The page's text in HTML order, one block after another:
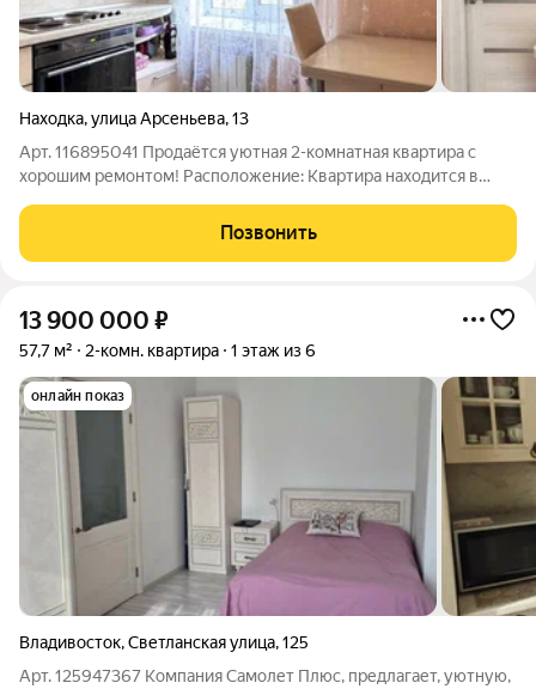
Находка,улица Арсеньева,13
Арт. 116895041 Продаётся уютная 2-комнатная квартира с
хорошим ремонтом! Расположение: Квартира находится в
м. Район идеально подходит для комфортной жизни всей
Позвонить
13 900 000 ₽
57,7 м² 2-комн. квартира 1 этаж из 6
онлайн показ
Владивосток,Светланская улица,125
Арт. 125947367 Компания Самолет Плюс, предлагает, уютную,